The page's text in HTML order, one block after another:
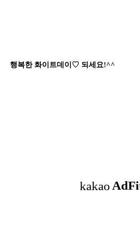
행복한 화이트데이♡ 되세요!^^